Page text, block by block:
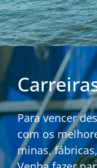
Para vencer
com os
minas,